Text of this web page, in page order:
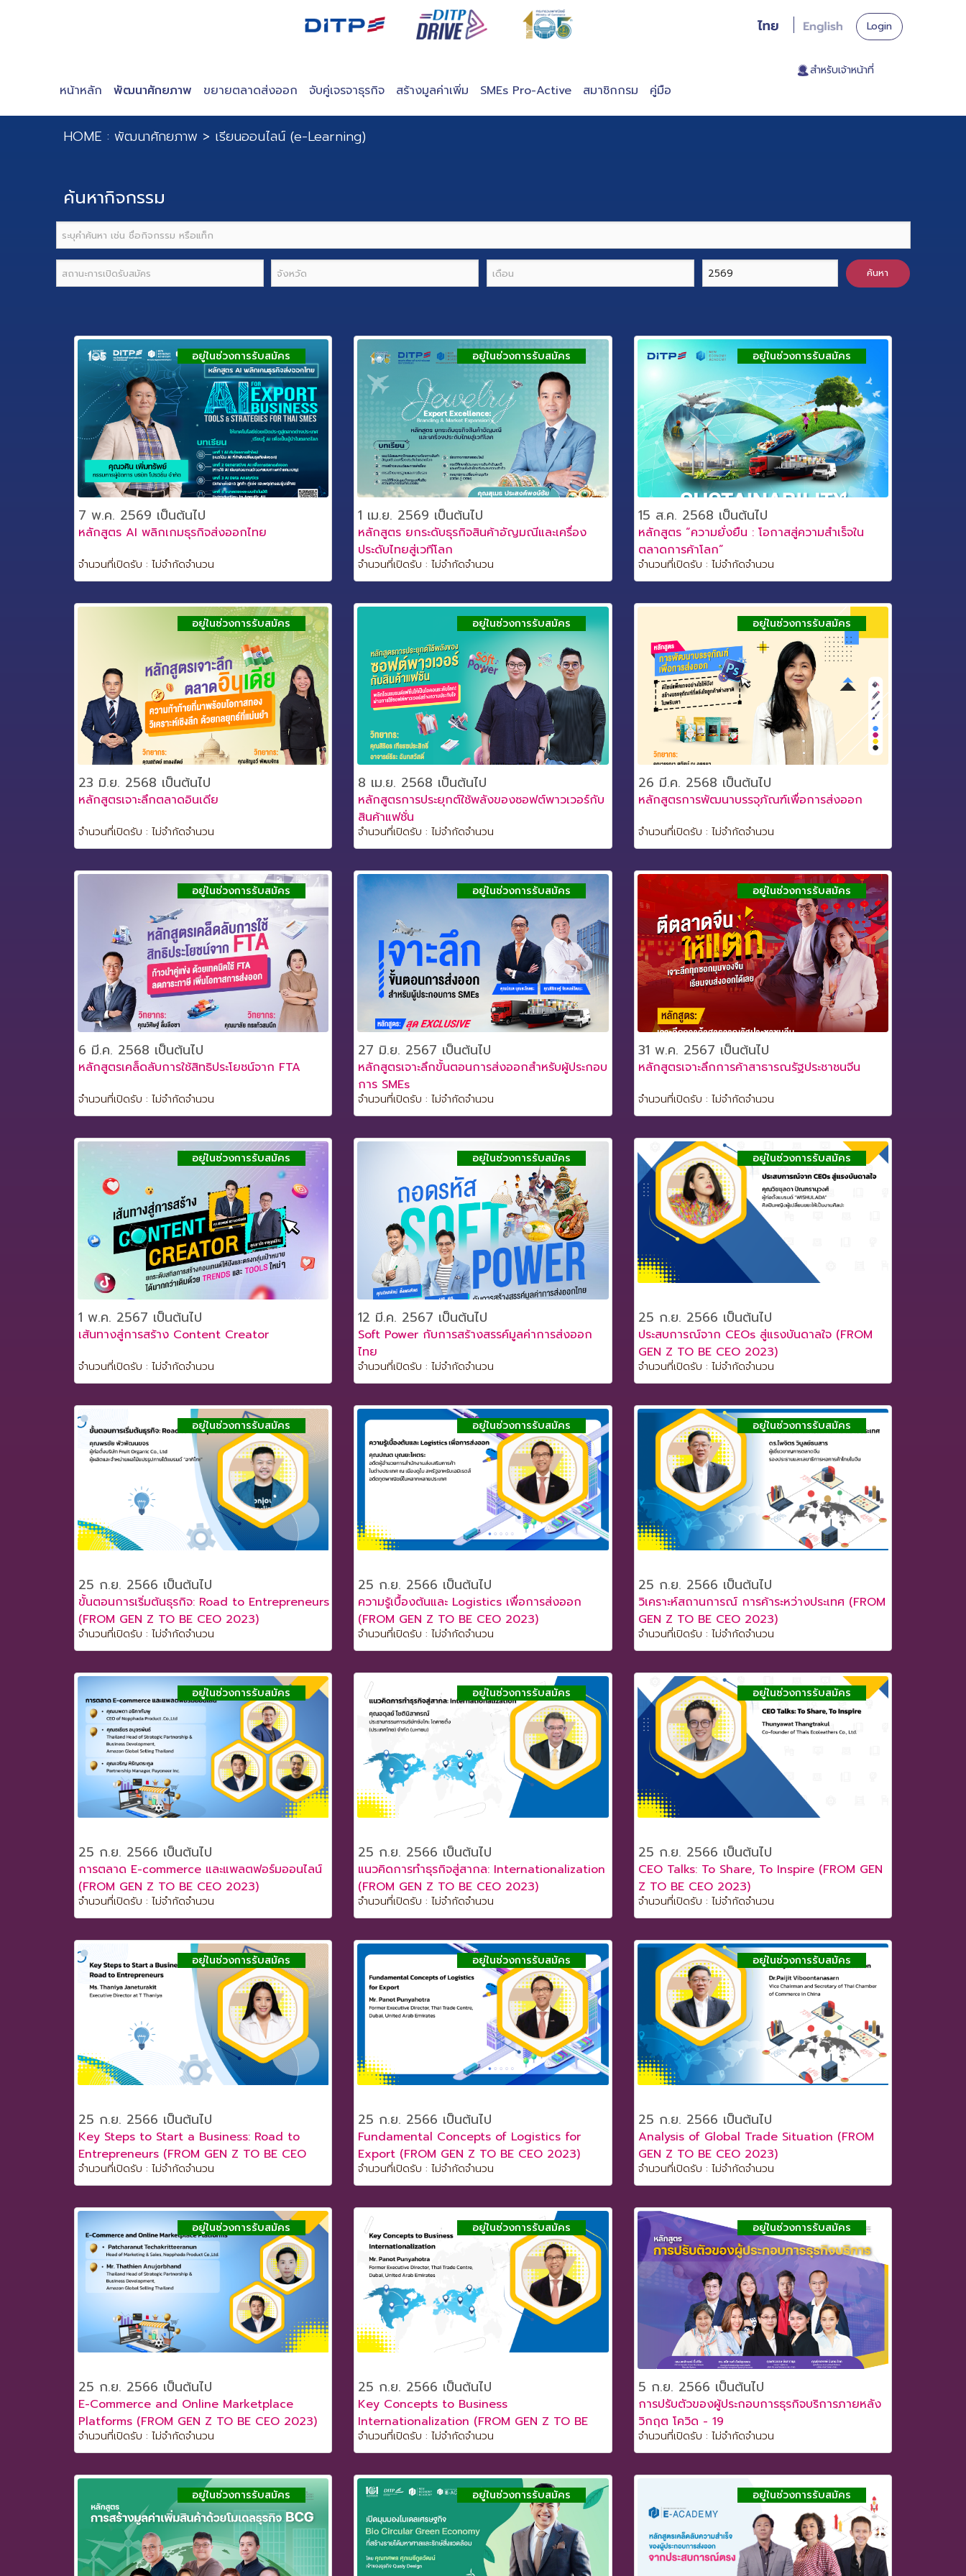
Login
. สำหรับเจ้าหน้าที่
หน้าหลัก พัฒนาศักยภาพ ขยายตลาดส่งออก จับคู่เจรจาธุรกิจ สร้างมูลค่าเพิ่ม SMEs Pro-Active สมาชิกกรม คู่มือ
HOME : พัฒนาศักยภาพ > เรียนออนไลน์ (e-Learning)
ค้นหากิจกรรม
ค้นหา
7 พ.ค. 2569 เป็นต้นไป
หลักสูตร AI พลิกเกมธุรกิจส่งออกไทย
จำนวนที่เปิดรับ : ไม่จำกัดจำนวน
อยู่ในช่วงการรับสมัคร
1 เม.ย. 2569 เป็นต้นไป
หลักสูตร ยกระดับธุรกิจสินค้าอัญมณีและเครื่อง
ประดับไทยสู่เวทีโลก
จำนวนที่เปิดรับ : ไม่จำกัดจำนวน
อยู่ในช่วงการรับสมัคร
15 ส.ค. 2568 เป็นต้นไป
หลักสูตร “ความยั่งยืน : โอกาสสู่ความสำเร็จใน
ตลาดการค้าโลก”
จำนวนที่เปิดรับ : ไม่จำกัดจำนวน
อยู่ในช่วงการรับสมัคร
23 มิ.ย. 2568 เป็นต้นไป
หลักสูตรเจาะลึกตลาดอินเดีย
จำนวนที่เปิดรับ : ไม่จำกัดจำนวน
อยู่ในช่วงการรับสมัคร
8 เม.ย. 2568 เป็นต้นไป
หลักสูตรการประยุกต์ใช้พลังของซอฟต์พาวเวอร์กับ
สินค้าแฟชั่น
จำนวนที่เปิดรับ : ไม่จำกัดจำนวน
อยู่ในช่วงการรับสมัคร
26 มี.ค. 2568 เป็นต้นไป
หลักสูตรการพัฒนาบรรจุภัณฑ์เพื่อการส่งออก
จำนวนที่เปิดรับ : ไม่จำกัดจำนวน
อยู่ในช่วงการรับสมัคร
6 มี.ค. 2568 เป็นต้นไป
หลักสูตรเคล็ดลับการใช้สิทธิประโยชน์จาก FTA
จำนวนที่เปิดรับ : ไม่จำกัดจำนวน
อยู่ในช่วงการรับสมัคร
27 มิ.ย. 2567 เป็นต้นไป
หลักสูตรเจาะลึกขั้นตอนการส่งออกสำหรับผู้ประกอบ
การ SMEs
จำนวนที่เปิดรับ : ไม่จำกัดจำนวน
อยู่ในช่วงการรับสมัคร
31 พ.ค. 2567 เป็นต้นไป
หลักสูตรเจาะลึกการค้าสาธารณรัฐประชาชนจีน
จำนวนที่เปิดรับ : ไม่จำกัดจำนวน
อยู่ในช่วงการรับสมัคร
1 พ.ค. 2567 เป็นต้นไป
เส้นทางสู่การสร้าง Content Creator
จำนวนที่เปิดรับ : ไม่จำกัดจำนวน
อยู่ในช่วงการรับสมัคร
12 มี.ค. 2567 เป็นต้นไป
Soft Power กับการสร้างสรรค์มูลค่าการส่งออก
ไทย
จำนวนที่เปิดรับ : ไม่จำกัดจำนวน
อยู่ในช่วงการรับสมัคร
25 ก.ย. 2566 เป็นต้นไป
ประสบการณ์จาก CEOs สู่แรงบันดาลใจ (FROM
GEN Z TO BE CEO 2023)
จำนวนที่เปิดรับ : ไม่จำกัดจำนวน
อยู่ในช่วงการรับสมัคร
25 ก.ย. 2566 เป็นต้นไป
ขั้นตอนการเริ่มต้นธุรกิจ: Road to Entrepreneurs
(FROM GEN Z TO BE CEO 2023)
จำนวนที่เปิดรับ : ไม่จำกัดจำนวน
อยู่ในช่วงการรับสมัคร
25 ก.ย. 2566 เป็นต้นไป
ความรู้เบื้องต้นและ Logistics เพื่อการส่งออก
(FROM GEN Z TO BE CEO 2023)
จำนวนที่เปิดรับ : ไม่จำกัดจำนวน
อยู่ในช่วงการรับสมัคร
25 ก.ย. 2566 เป็นต้นไป
วิเคราะห์สถานการณ์ การค้าระหว่างประเทศ (FROM
GEN Z TO BE CEO 2023)
จำนวนที่เปิดรับ : ไม่จำกัดจำนวน
อยู่ในช่วงการรับสมัคร
25 ก.ย. 2566 เป็นต้นไป
การตลาด E-commerce และแพลตฟอร์มออนไลน์
(FROM GEN Z TO BE CEO 2023)
จำนวนที่เปิดรับ : ไม่จำกัดจำนวน
อยู่ในช่วงการรับสมัคร
25 ก.ย. 2566 เป็นต้นไป
แนวคิดการทำธุรกิจสู่สากล: Internationalization
(FROM GEN Z TO BE CEO 2023)
จำนวนที่เปิดรับ : ไม่จำกัดจำนวน
อยู่ในช่วงการรับสมัคร
25 ก.ย. 2566 เป็นต้นไป
CEO Talks: To Share, To Inspire (FROM GEN
Z TO BE CEO 2023)
จำนวนที่เปิดรับ : ไม่จำกัดจำนวน
อยู่ในช่วงการรับสมัคร
25 ก.ย. 2566 เป็นต้นไป
Key Steps to Start a Business: Road to
Entrepreneurs (FROM GEN Z TO BE CEO
2023)
จำนวนที่เปิดรับ : ไม่จำกัดจำนวน
อยู่ในช่วงการรับสมัคร
25 ก.ย. 2566 เป็นต้นไป
Fundamental Concepts of Logistics for
Export (FROM GEN Z TO BE CEO 2023)
จำนวนที่เปิดรับ : ไม่จำกัดจำนวน
อยู่ในช่วงการรับสมัคร
25 ก.ย. 2566 เป็นต้นไป
Analysis of Global Trade Situation (FROM
GEN Z TO BE CEO 2023)
จำนวนที่เปิดรับ : ไม่จำกัดจำนวน
อยู่ในช่วงการรับสมัคร
25 ก.ย. 2566 เป็นต้นไป
E-Commerce and Online Marketplace
Platforms (FROM GEN Z TO BE CEO 2023)
จำนวนที่เปิดรับ : ไม่จำกัดจำนวน
อยู่ในช่วงการรับสมัคร
25 ก.ย. 2566 เป็นต้นไป
Key Concepts to Business
Internationalization (FROM GEN Z TO BE
CEO 2023)
จำนวนที่เปิดรับ : ไม่จำกัดจำนวน
อยู่ในช่วงการรับสมัคร
5 ก.ย. 2566 เป็นต้นไป
การปรับตัวของผู้ประกอบการธุรกิจบริการภายหลัง
วิกฤต โควิด - 19
จำนวนที่เปิดรับ : ไม่จำกัดจำนวน
อยู่ในช่วงการรับสมัคร
อยู่ในช่วงการรับสมัคร อยู่ในช่วงการรับสมัคร อยู่ในช่วงการรับสมัคร